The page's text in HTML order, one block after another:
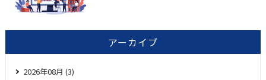
アーカイブ
2026年08月 (3)